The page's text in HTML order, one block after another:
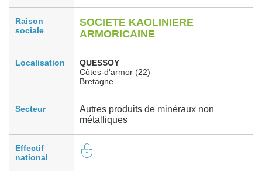
Raison
sociale
SOCIETE KAOLINIERE
ARMORICAINE
Localisation
QUESSOY
Côtes-d'armor (22)
Bretagne
Secteur
Autres produits de minéraux non
métalliques
Effectif
national